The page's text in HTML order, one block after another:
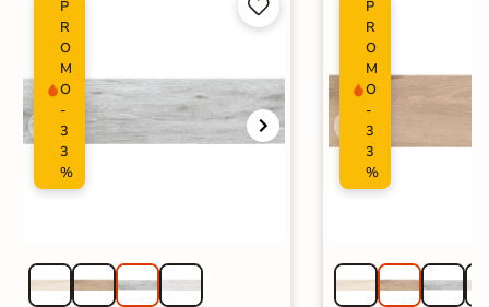
P
R
O
M
O
-
3
3
%


P
R
O
M
O
-
3
3
%